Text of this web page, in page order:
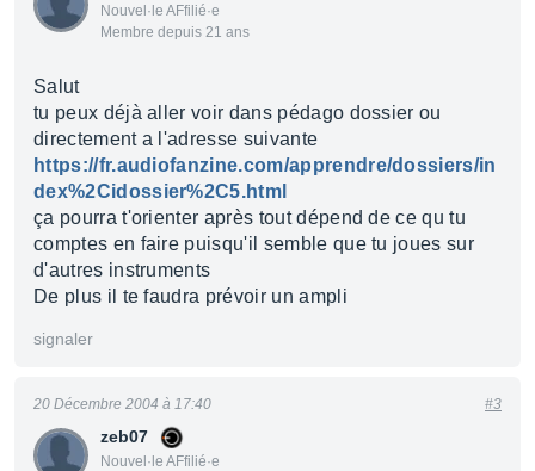
Nouvel·le AFfilié·e
Membre depuis 21 ans
Salut
tu peux déjà aller voir dans pédago dossier ou
directement a l'adresse suivante
https://fr.audiofanzine.com/apprendre/dossiers/in
dex%2Cidossier%2C5.html
ça pourra t'orienter après tout dépend de ce qu tu
comptes en faire puisqu'il semble que tu joues sur
d'autres instruments
De plus il te faudra prévoir un ampli
signaler
zeb07
Nouvel·le AFfilié·e
20 Décembre 2004 à 17:40 #3